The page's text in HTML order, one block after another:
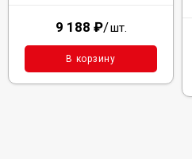
9 188 ₽/шт.
В корзину